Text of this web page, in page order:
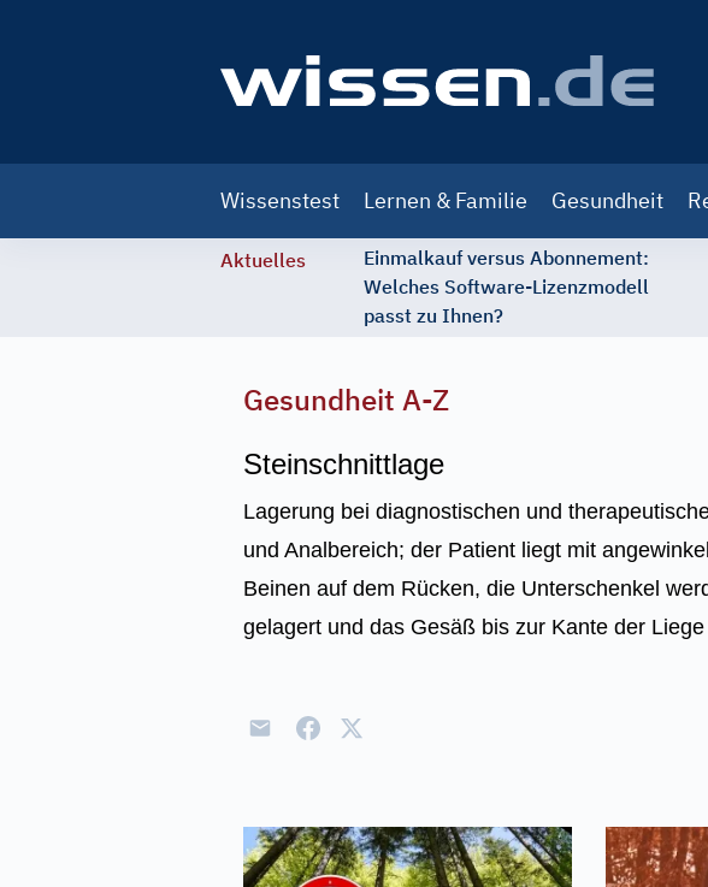
navigation
Wissenstest Lernen & Familie Gesundheit
Aktuelles
Einmalkauf versus Abonnement:
Welches Software-Lizenzmodell
passt zu Ihnen?
Gesundheit A-Z
Steinschnittlage
Lagerung bei diagnostischen und
und Analbereich; der Patient liegt mit
Beinen auf dem Rücken, die Unterschenkel
gelagert und das Gesäß bis zur Kante der